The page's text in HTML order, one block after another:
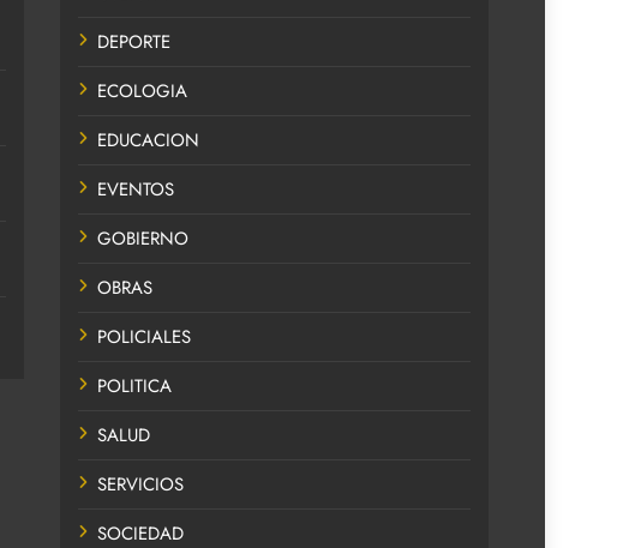
DEPORTE
ECOLOGIA
EDUCACION
EVENTOS
GOBIERNO
OBRAS
POLICIALES
POLITICA
SALUD
SERVICIOS
SOCIEDAD